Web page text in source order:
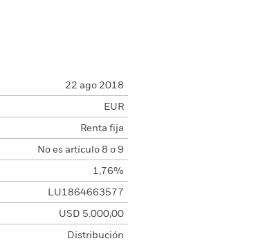
22 ago 2018
EUR
Renta fija
No es artículo 8 o 9
1,76%
LU1864663577
USD 5.000,00
Distribución